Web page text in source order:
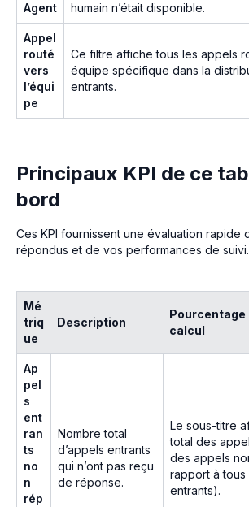
Agent
humain n’était disponible.
Appel
routé
vers
l’équi
pe
Ce filtre affiche tous les appels
équipe spécifique dans la
entrants.
Principaux KPI de ce
bord
Ces KPI fournissent une évaluation rapide
répondus et de vos performances de suivi.
Mé
triq
ue
Description
Pourcentage
calcul
Ap
pel
s
ent
ran
ts
no
n
rép
Nombre total
d’appels entrants
qui n’ont pas reçu
de réponse.
Le sous-titre
total des
des appels
rapport à tous
entrants).